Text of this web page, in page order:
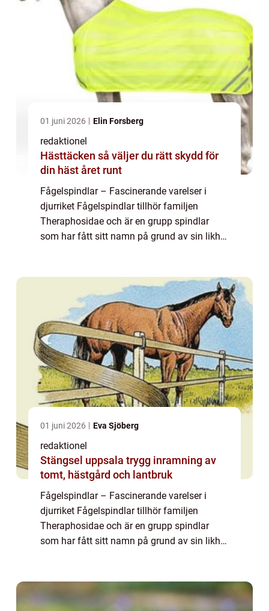
01 juni 2026 Elin Forsberg
redaktionel
Hästtäcken så väljer du rätt skydd för
din häst året runt
Fågelspindlar – Fascinerande varelser i
djurriket Fågelspindlar tillhör familjen
Theraphosidae och är en grupp spindlar
som har fått sitt namn på grund av sin likhet
01 juni 2026 Eva Sjöberg
redaktionel
Stängsel uppsala trygg inramning av
tomt, hästgård och lantbruk
Fågelspindlar – Fascinerande varelser i
djurriket Fågelspindlar tillhör familjen
Theraphosidae och är en grupp spindlar
som har fått sitt namn på grund av sin likhet